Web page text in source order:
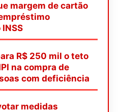
margem de cartão
R$ 250 mil o teto
na compra de
com deficiência
medidas